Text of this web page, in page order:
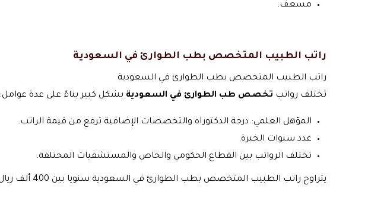
مسعف.
راتب الطبيب المتخصص بطب الطوارئ في السعودية
راتب الطبيب المتخصص بطب الطوارئ في السعودية
تختلف رواتب تخصص طب الطوارئ في السعودية بشكل كبير بناءً على عدة عوامل:
المؤهل العلمي: درجة الدكتوراه والتخصصات الإضافية ترفع من قيمة الراتب.
عدد سنوات الخبرة.
تختلف الرواتب بين القطاع الحكومي والخاص والمستشفيات المختلفة.
يتراوح راتب الطبيب المتخصص بطب الطوارئ في السعودية سنويا بين 400 ألف ريال سعودي و 450 ألف ريال سعودي.